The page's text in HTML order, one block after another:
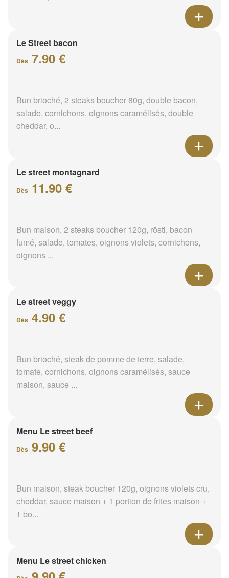
Le Street bacon
Dès 7.90 €
Bun brioché, 2 steaks boucher 80g, double bacon,
salade, cornichons, oignons caramélisés, double
cheddar, o...
Le street montagnard
Dès 11.90 €
Bun maison, 2 steaks boucher 120g, rösti, bacon
fumé, salade, tomates, oignons violets, cornichons,
oignons ...
Le street veggy
Dès 4.90 €
Bun brioché, steak de pomme de terre, salade,
tomate, cornichons, oignons caramélisés, sauce
maison, sauce ...
Menu Le street beef
Dès 9.90 €
Bun maison, steak boucher 120g, oignons violets cru,
cheddar, sauce maison + 1 portion de frites maison +
1 bo...
Menu Le street chicken